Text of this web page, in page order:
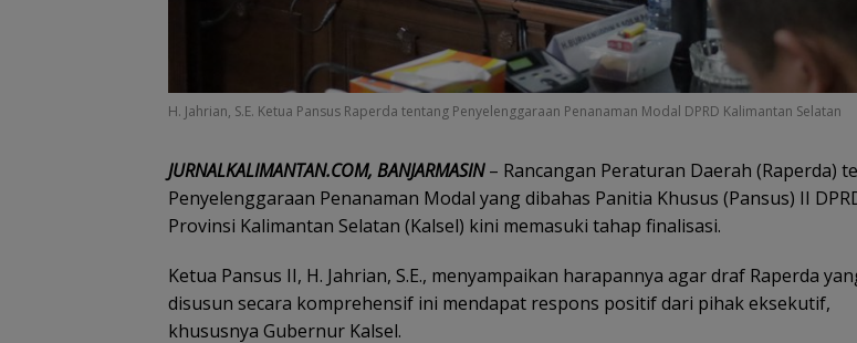
H. Jahrian, S.E. Ketua Pansus Raperda tentang Penyelenggaraan Penanaman Modal DPRD Kalimantan Selatan
JURNALKALIMANTAN.COM, BANJARMASIN– Rancangan Peraturan Daerah (Raperda)
Penyelenggaraan Penanaman Modal yang dibahas Panitia Khusus (Pansus) II
Provinsi Kalimantan Selatan (Kalsel) kini memasuki tahap finalisasi.
Ketua Pansus II, H. Jahrian, S.E., menyampaikan harapannya agar draf Raperda
disusun secara komprehensif ini mendapat respons positif dari pihak eksekutif,
khususnya Gubernur Kalsel.